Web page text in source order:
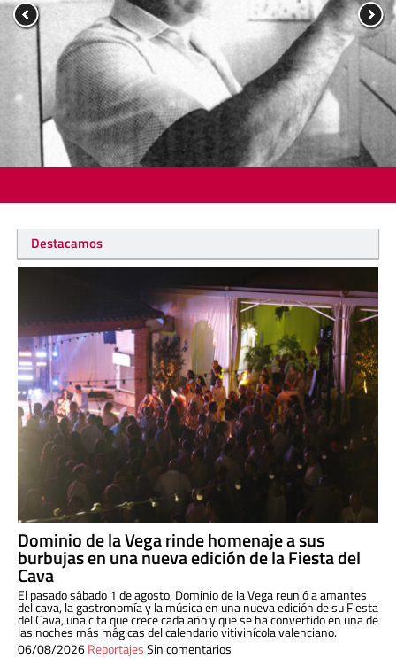
Destacamos
Dominio de la Vega rinde homenaje a sus
burbujas en una nueva edición de la Fiesta del
Cava
El pasado sábado 1 de agosto, Dominio de la Vega reunió a amantes
del cava, la gastronomía y la música en una nueva edición de su Fiesta
del Cava, una cita que crece cada año y que se ha convertido en una de
las noches más mágicas del calendario vitivinícola valenciano.
06/08/2026ReportajesSin comentarios